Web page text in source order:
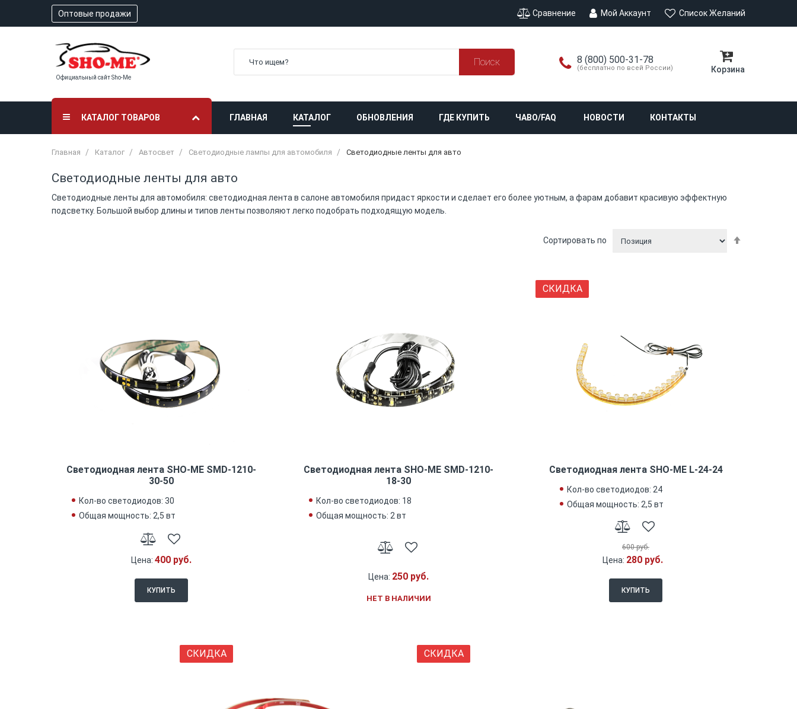
Оптовые продажи Сравнение Мой Аккаунт Список Желаний
Официальный сайт Sho-Me
Корзина
Поиск 8 (800) 500-31-78
(бесплатно по всей России)
КАТАЛОГ ТОВАРОВ ГЛАВНАЯ КАТАЛОГ ОБНОВЛЕНИЯ ГДЕ КУПИТЬ ЧАВО/FAQ НОВОСТИ КОНТАКТЫ
Главная Каталог Автосвет Светодиодные лампы для автомобиля Светодиодные ленты для авто
Светодиодные ленты для авто
Cветодиодные ленты для автомобиля: светодиодная лента в салоне автомобиля придаст яркости и сделает его более уютным, а фарам добавит красивую эффектную
подсветку. Большой выбор длины и типов ленты позволяют легко подобрать подходящую модель.
Сортировать по
Светодиодная лента SHO-ME SMD-1210-
30-50
Кол-во светодиодов: 30
Общая мощность: 2,5 вт
Цена: 400 руб.
КУПИТЬ
Светодиодная лента SHO-ME SMD-1210-
18-30
Кол-во светодиодов: 18
Общая мощность: 2 вт
Цена: 250 руб.
НЕТ В НАЛИЧИИ
СКИДКА
Светодиодная лента SHO-ME L-24-24
Кол-во светодиодов: 24
Общая мощность: 2,5 вт
600 руб.
Цена: 280 руб.
КУПИТЬ
СКИДКА СКИДКА